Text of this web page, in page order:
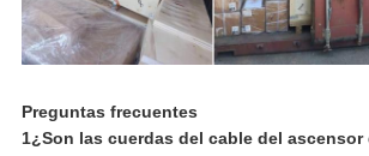
Preguntas frecuentes
1¿Son las cuerdas del cable del ascensor